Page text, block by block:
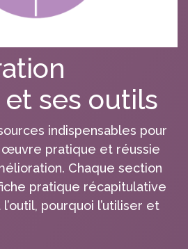
ses outils
indispensables pour
pratique et réussie
Chaque section
pratique récapitulative
pourquoi l’utiliser et